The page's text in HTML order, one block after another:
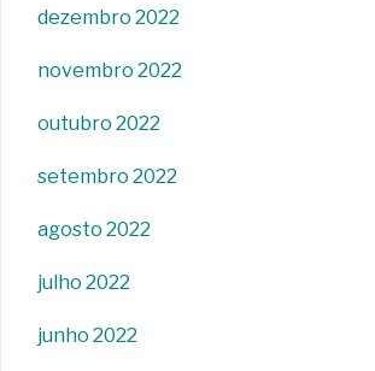
dezembro 2022
novembro 2022
outubro 2022
setembro 2022
agosto 2022
julho 2022
junho 2022